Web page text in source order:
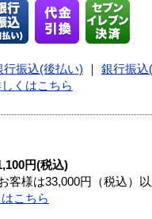
行振込(後払い) 銀行振込
くはこちら
円(税込)
客様は33,000円（税込）
こちら